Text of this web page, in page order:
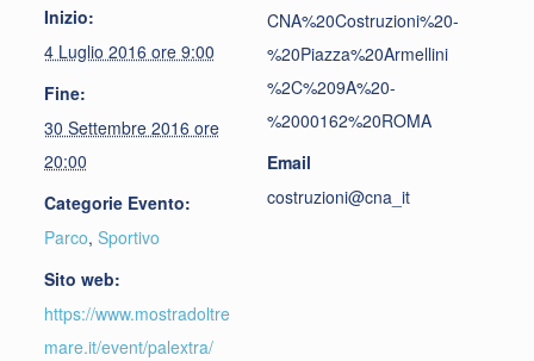
Inizio:
4 Luglio 2016 ore 9:00
Fine:
30 Settembre 2016 ore
20:00
Categorie Evento:
Parco, Sportivo
Sito web:
https://www.mostradoltre
mare.it/event/palextra/
CNA%20Costruzioni%20-
%20Piazza%20Armellini
%2C%209A%20-
%2000162%20ROMA
Email
costruzioni@cna_it